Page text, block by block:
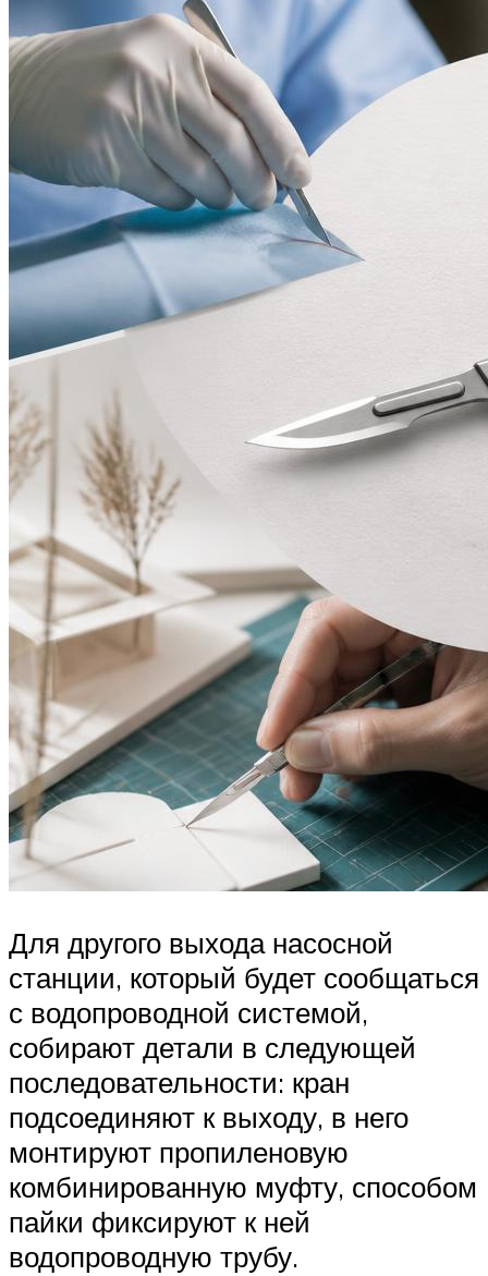
Для другого выхода насосной
станции, который будет сообщаться
с водопроводной системой,
собирают детали в следующей
последовательности: кран
подсоединяют к выходу, в него
монтируют пропиленовую
комбинированную муфту, способом
пайки фиксируют к ней
водопроводную трубу.